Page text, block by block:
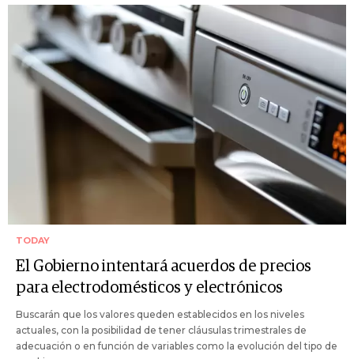
TODAY
El Gobierno intentará acuerdos de precios
para electrodomésticos y electrónicos
Buscarán que los valores queden establecidos en los niveles
actuales, con la posibilidad de tener cláusulas trimestrales de
adecuación o en función de variables como la evolución del tipo de